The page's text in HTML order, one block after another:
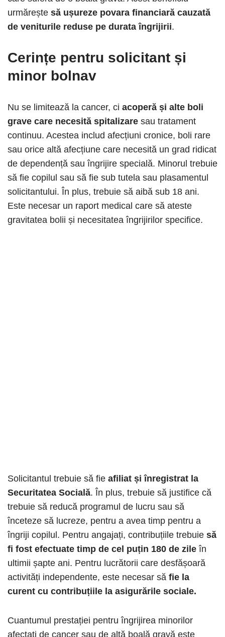
urmărește să ușureze povara financiară cauzată
de veniturile reduse pe durata îngrijirii.
Cerințe pentru solicitant și
minor bolnav
Nu se limitează la cancer, ci acoperă și alte boli
grave care necesită spitalizare sau tratament
continuu. Acestea includ afecțiuni cronice, boli rare
sau orice altă afecțiune care necesită un grad ridicat
de dependență sau îngrijire specială. Minorul trebuie
să fie copilul sau să fie sub tutela sau plasamentul
solicitantului. În plus, trebuie să aibă sub 18 ani.
Este necesar un raport medical care să ateste
gravitatea bolii și necesitatea îngrijirilor specifice.
Solicitantul trebuie să fie afiliat și înregistrat la
Securitatea Socială. În plus, trebuie să justifice că
trebuie să reducă programul de lucru sau să
înceteze să lucreze, pentru a avea timp pentru a
îngriji copilul. Pentru angajați, contribuțiile trebuie să
fi fost efectuate timp de cel puțin 180 de zile în
ultimii șapte ani. Pentru lucrătorii care desfășoară
activități independente, este necesar să fie la
curent cu contribuțiile la asigurările sociale.
Cuantumul prestației pentru îngrijirea minorilor
afectați de cancer sau de altă boală gravă este